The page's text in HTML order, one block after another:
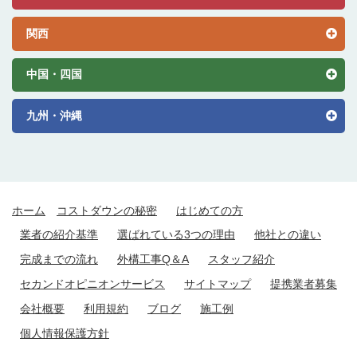
関西
中国・四国
九州・沖縄
ホーム コストダウンの秘密
はじめての方
業者の紹介基準
選ばれている3つの理由
他社との違い
完成までの流れ
外構工事Q＆A
スタッフ紹介
セカンドオピニオンサービス
サイトマップ
提携業者募集
会社概要
利用規約 ブログ
施工例
個人情報保護方針